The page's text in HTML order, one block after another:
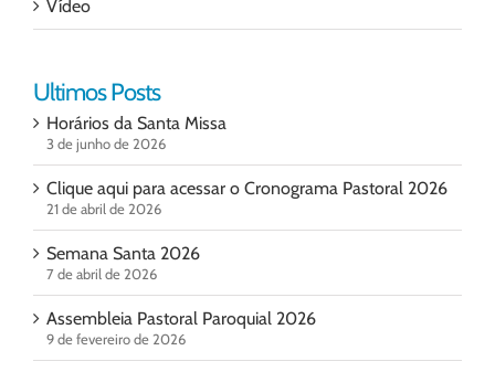
Vídeo
Ultimos Posts
Horários da Santa Missa
3 de junho de 2026
Clique aqui para acessar o Cronograma Pastoral 2026
21 de abril de 2026
Semana Santa 2026
7 de abril de 2026
Assembleia Pastoral Paroquial 2026
9 de fevereiro de 2026